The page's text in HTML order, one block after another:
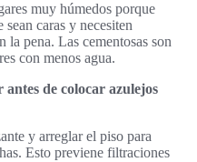
muy húmedos porque
caras y necesiten
la pena. Las cementosas son
con menos agua.
de colocar azulejos
y arreglar el piso para
Esto previene filtraciones